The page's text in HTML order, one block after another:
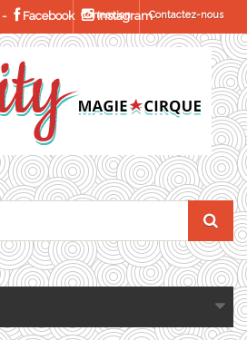
- Facebook InstagramContactez-nous
Connexion